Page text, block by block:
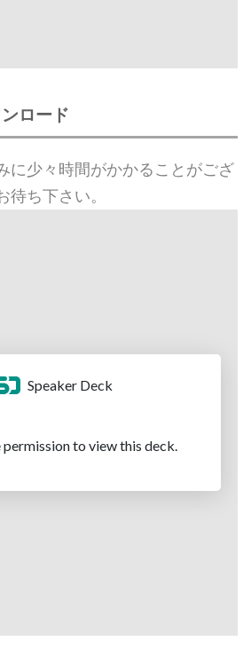
ロード
に少々時間がかかることがござ
待ち下さい。